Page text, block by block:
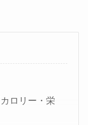
ロリー・栄